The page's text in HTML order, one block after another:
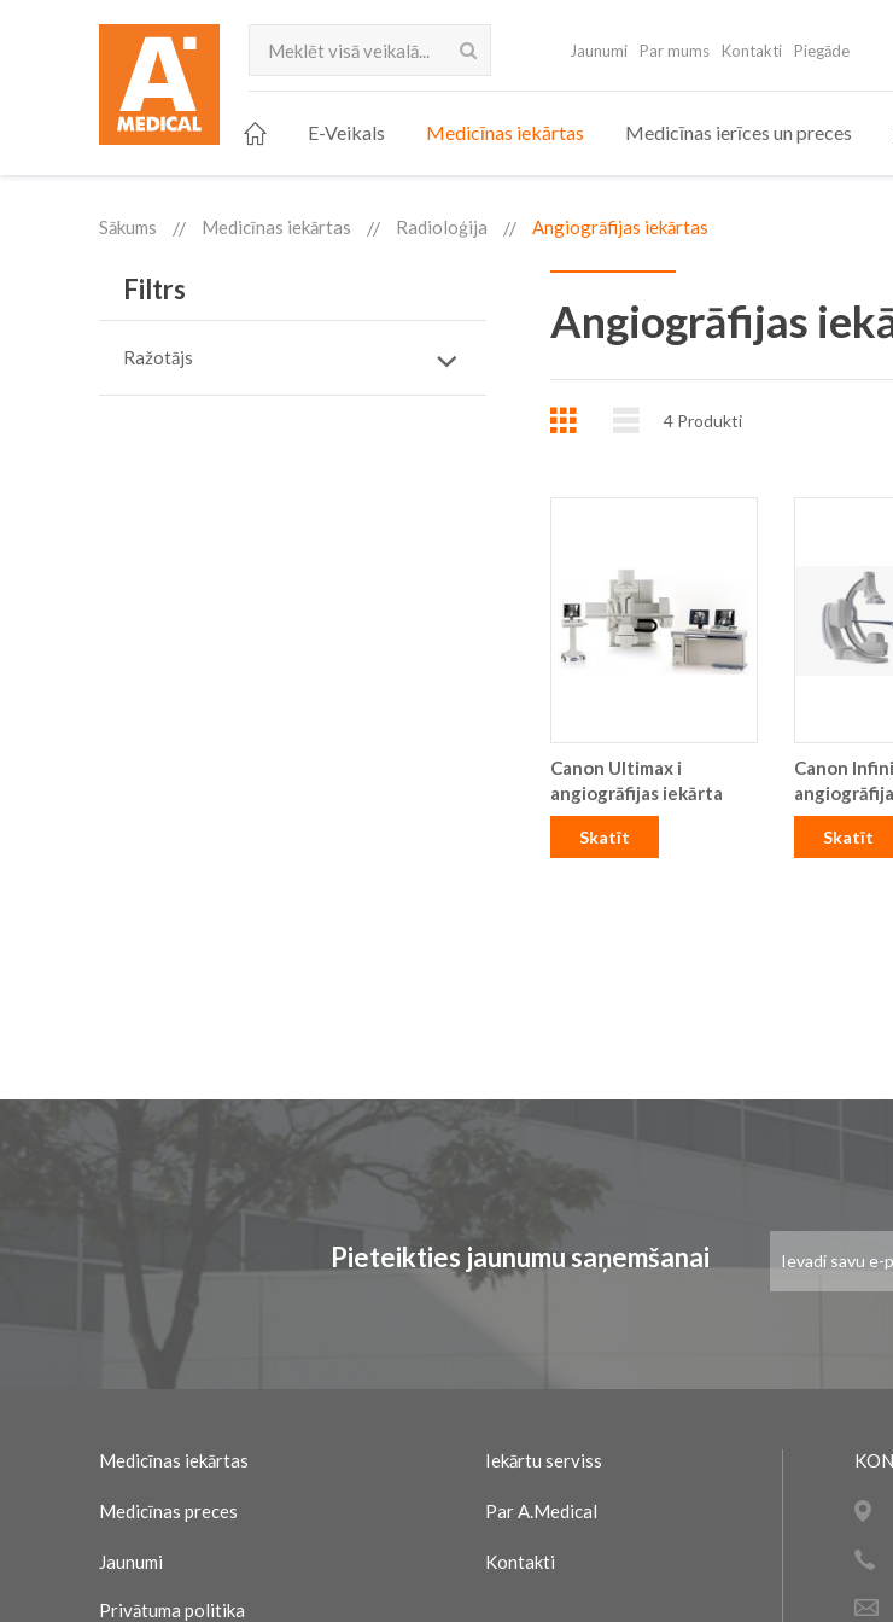
Meklēt
Jaunumi Par mums Kontakti Piegāde
E-Veikals Medicīnas iekārtas Medicīnas ierīces un preces
Sākums Medicīnas iekārtas Radioloģija Angiogrāfijas iekārtas
Angiogrāfijas
Režģis Saraksts
4 Produkti
Canon Ultimax i
angiogrāfijas iekārta
Skatīt
Canon
Skatīt
Filtrs
Ražotājs
Pieteikties jaunumu saņemšanai
jaunumu
Medicīnas iekārtas Iekārtu serviss
Medicīnas preces Par A.Medical
Jaunumi Kontakti
Privātuma politika